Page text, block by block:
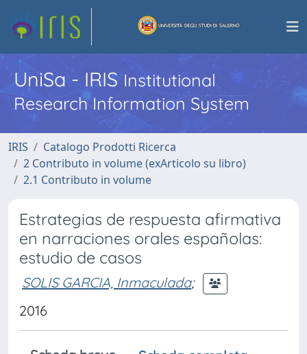
UniSa - IRISInstitutional
Research Information System
IRIS
Catalogo Prodotti Ricerca
2 Contributo in volume (exArticolo su libro)
2.1 Contributo in volume
Estrategias de respuesta afirmativa
en narraciones orales españolas:
estudio de casos
SOLIS GARCIA, Inmaculada;
2016